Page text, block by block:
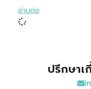
อ่านต่อ
ปรึกษา